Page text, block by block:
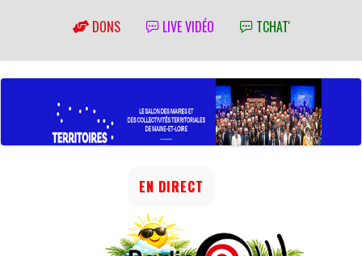
DONS LIVE VIDÉO TCHAT'
EN DIRECT